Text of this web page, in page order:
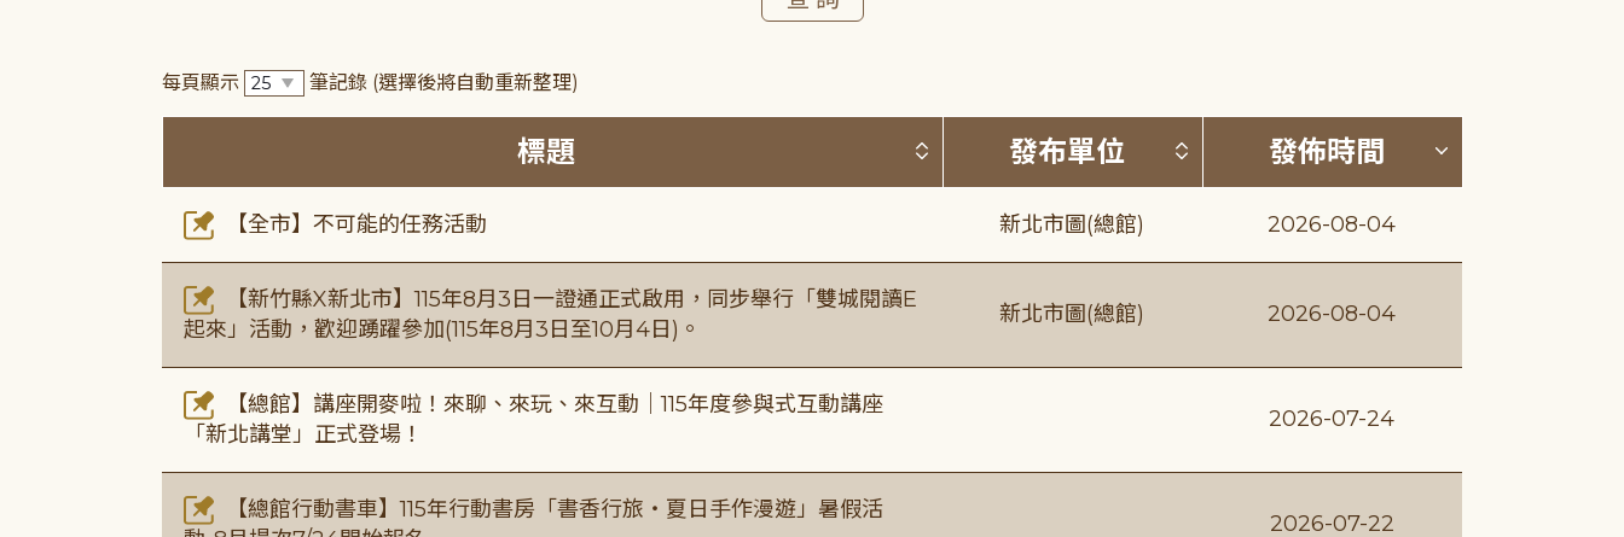
每頁顯示 筆記錄 (選擇後將自動重新整理)
標題 按標題排序 (升降冪)
發布單位 按發布單位排序 (升降冪)
發佈時間 按發佈時間
【全市】不可能的任務活動 新北市圖(總館) 2026-08-04
【新竹縣X新北市】115年8月3日一證通正式啟用，同步舉行「雙城閱讀E
起來」活動，歡迎踴躍參加(115年8月3日至10月4日)。
新北市圖(總館) 2026-08-04
【總館】講座開麥啦！來聊、來玩、來互動｜115年度參與式互動講座
「新北講堂」正式登場！
2026-07-24
【總館行動書車】115年行動書房「書香行旅・夏日手作漫遊」暑假活
2026-07-22